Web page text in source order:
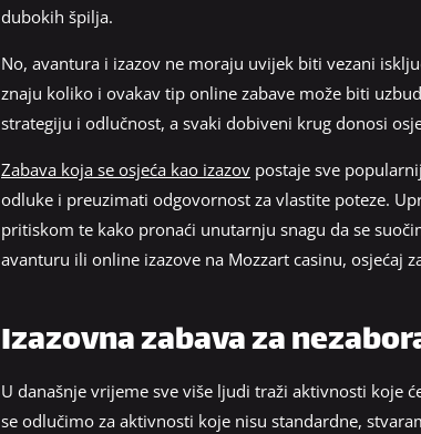
dubokih špilja.
No, avantura i izazov ne moraju uvijek biti vezani
znaju koliko i ovakav tip online zabave može biti
strategiju i odlučnost, a svaki dobiveni krug donosi
Zabava koja se osjeća kao izazov postaje sve
odluke i preuzimati odgovornost za vlastite poteze.
pritiskom te kako pronaći unutarnju snagu da se
avanturu ili online izazove na Mozzart casinu, osjećaj
Izazovna zabava za
U današnje vrijeme sve više ljudi traži aktivnosti koje
se odlučimo za aktivnosti koje nisu standardne,